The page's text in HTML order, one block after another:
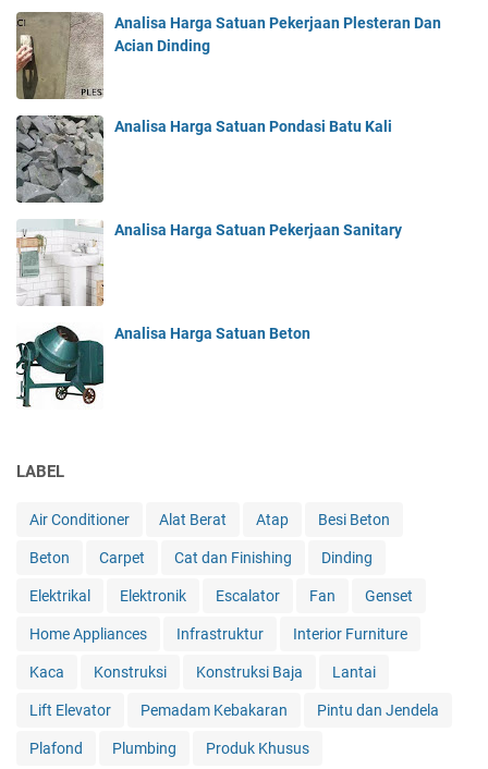
Analisa Harga Satuan Pekerjaan Plesteran Dan
Acian Dinding
Analisa Harga Satuan Pondasi Batu Kali
Analisa Harga Satuan Pekerjaan Sanitary
Analisa Harga Satuan Beton
LABEL
Air Conditioner Alat Berat Atap Besi Beton
Beton Carpet Cat dan Finishing Dinding
Elektrikal Elektronik Escalator Fan Genset
Home Appliances Infrastruktur Interior Furniture
Kaca Konstruksi Konstruksi Baja Lantai
Lift Elevator Pemadam Kebakaran Pintu dan Jendela
Plafond Plumbing Produk Khusus